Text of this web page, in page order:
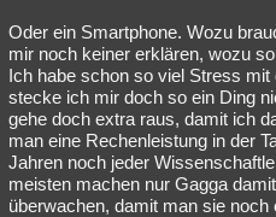
Oder ein Smartphone. Wozu
mir noch keiner erklären, wozu
Ich habe schon so viel Stress
stecke ich mir doch so ein Ding
gehe doch extra raus, damit ich
man eine Rechenleistung in der
Jahren noch jeder
meisten machen nur Gagga
überwachen, damit man sie